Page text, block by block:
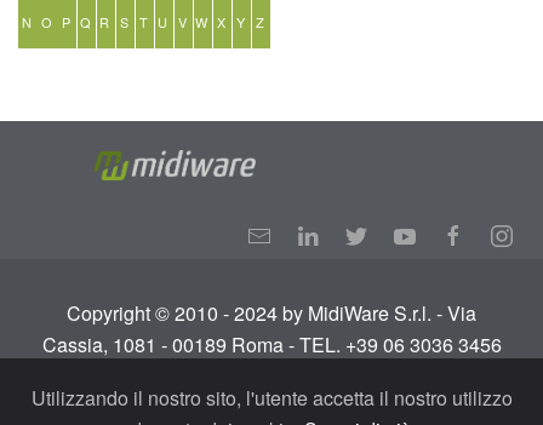
N O P Q R S T U V W X Y Z
Copyright © 2010 - 2024 by MidiWare S.r.l. - Via
Cassia, 1081 - 00189 Roma - TEL. +39 06 3036 3456
Tutti i diritti riservati.Termini e condizioni-Privacy
Utilizzando il nostro sito, l'utente accetta il nostro utilizzo